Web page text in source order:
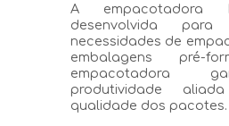
A empacotadora
desenvolvida
necessidades de
embalagens pré-
empacotadora
produtividade
qualidade dos pacotes.